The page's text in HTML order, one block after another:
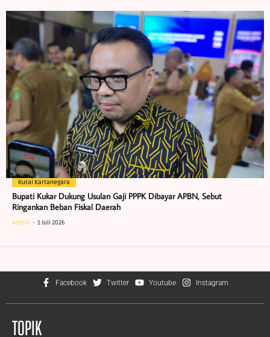
Kutai Kartanegara
Bupati Kukar Dukung Usulan Gaji PPPK Dibayar APBN, Sebut
Ringankan Beban Fiskal Daerah
admin 1 Juli 2026
Facebook Twitter Youtube Instagram
TOPIK